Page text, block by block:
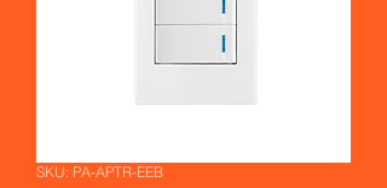
SKU: PA-APTR-EEB